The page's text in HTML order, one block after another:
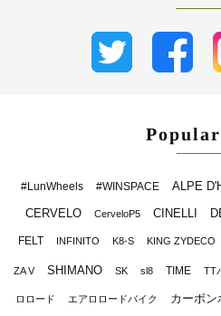
#LunWheels #WINSPACE ALPE
CERVELO CerveloP5 CINELLI
FELT INFINITO K8-S KING ZYDECO
ZA V SHIMANO SK sl8 TIME TT
ロロード エアロロードバイク カーボン